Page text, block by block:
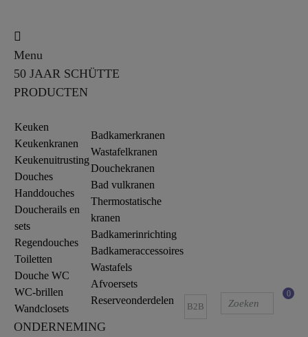
Menu
50 JAAR SCHÜTTE
PRODUCTEN
Keuken
Keukenkranen
Keukenuitrusting
Douches
Handdouches
Doucherails en
sets
Regendouches
Toiletten
Douche WC
WC-brillen
Wandclosets
Badkamerkranen
Wastafelkranen
Douchekranen
Bad vulkranen
Thermostatische
kranen
Badkamerinrichting
Badkameraccessoires
Wastafels
Afvoersets
Reserveonderdelen
ONDERNEMING
B2B
0